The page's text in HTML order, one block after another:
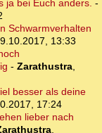
ja bei Euch anders. -
Schwarmverhalten
13:33
- Zarathustra,
besser als deine
17:24
lieber nach
,